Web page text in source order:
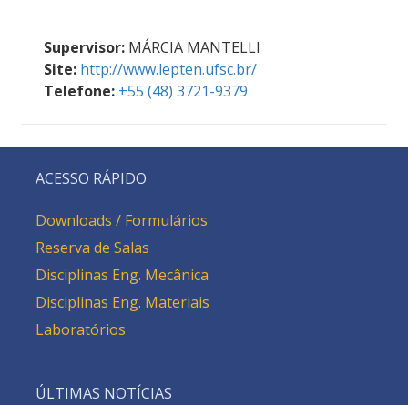
Supervisor: MÁRCIA MANTELLI
Site: http://www.lepten.ufsc.br/
Telefone: +55 (48) 3721-9379
ACESSO RÁPIDO
Downloads / Formulários
Reserva de Salas
Disciplinas Eng. Mecânica
Disciplinas Eng. Materiais
Laboratórios
ÚLTIMAS NOTÍCIAS